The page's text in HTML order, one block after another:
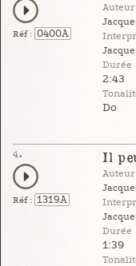
Réf : 0400A
Durée
2:43
Do
4.
Réf : 1319A
Il
Durée
1:39